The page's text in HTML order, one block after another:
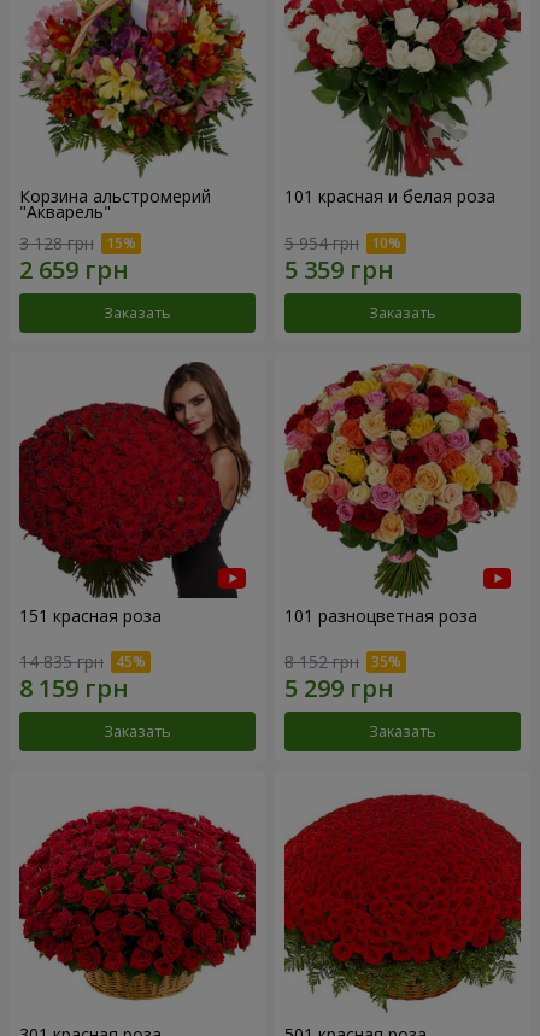
Корзина альстромерий
"Акварель"
3 128 грн
Заказать
101 красная и белая роза
5 954 грн
Заказать
151 красная роза
14 835 грн
Заказать
101 разноцветная роза
8 152 грн
Заказать